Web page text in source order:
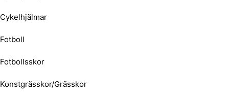
Cykelhjälmar
Fotboll
Fotbollsskor
Konstgrässkor/Grässkor